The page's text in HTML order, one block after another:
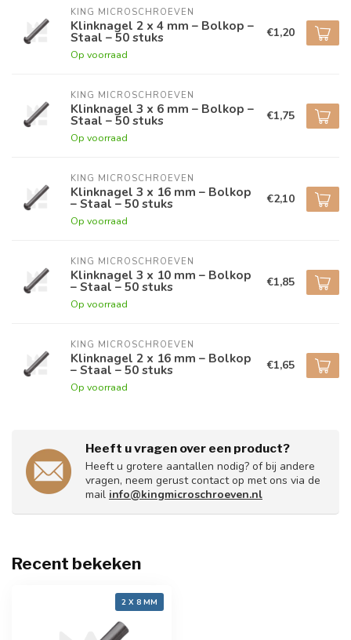
KING MICROSCHROEVEN
Klinknagel 2 x 4 mm – Bolkop –
Staal – 50 stuks
Op voorraad
€1,20
KING MICROSCHROEVEN
Klinknagel 3 x 6 mm – Bolkop –
Staal – 50 stuks
Op voorraad
€1,75
KING MICROSCHROEVEN
Klinknagel 3 x 16 mm – Bolkop
– Staal – 50 stuks
Op voorraad
€2,10
KING MICROSCHROEVEN
Klinknagel 3 x 10 mm – Bolkop
– Staal – 50 stuks
Op voorraad
€1,85
KING MICROSCHROEVEN
Klinknagel 2 x 16 mm – Bolkop
– Staal – 50 stuks
Op voorraad
€1,65
Heeft u vragen over een product?
Heeft u grotere aantallen nodig? of bij andere
vragen, neem gerust contact op met ons via de
mail info@kingmicroschroeven.nl
Recent bekeken
2 X 8 MM